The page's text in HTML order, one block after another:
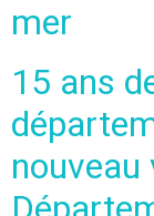
mer
15 ans
nouveau